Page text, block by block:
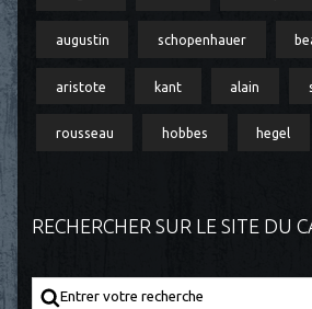
augustin schopenhauer
aristote kant alain
rousseau hobbes hegel
RECHERCHER SUR LE SITE DU